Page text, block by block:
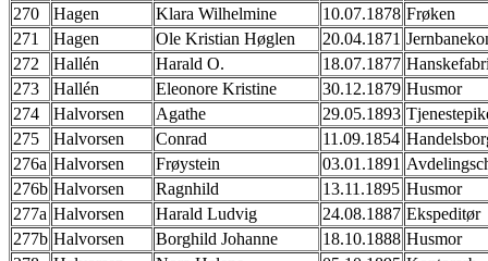
270
Hagen Klara Wilhelmine 10.07.1878 Frøken
271
Hagen Ole Kristian Høglen 20.04.1871
272
Hallén Harald O. 18.07.1877
273
Hallén Eleonore Kristine 30.12.1879 Husmor
274
Halvorsen Agathe 29.05.1893
275
Halvorsen Conrad 11.09.1854
276a Halvorsen Frøystein 03.01.1891
276b Halvorsen Ragnhild 13.11.1895 Husmor
277a Halvorsen Harald Ludvig 24.08.1887 Ekspeditør
277b Halvorsen Borghild Johanne 18.10.1888 Husmor